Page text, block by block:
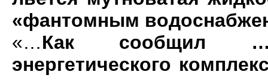
«фантомным
«…Как сообщил …
энергетического